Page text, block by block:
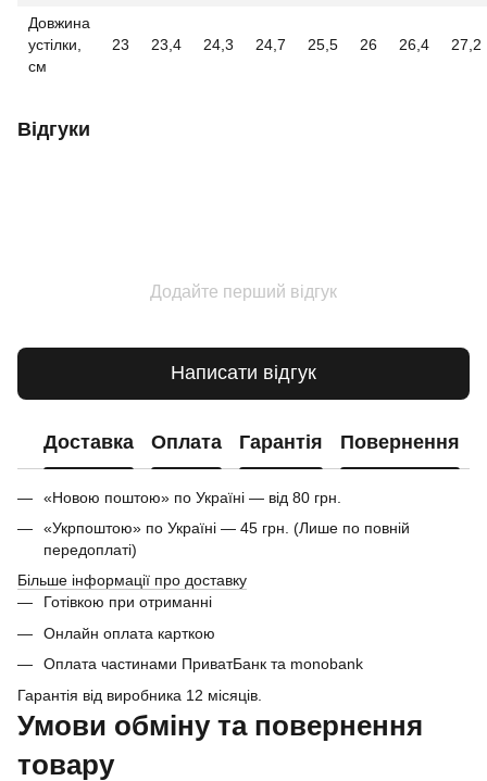
Довжина
устілки,
см
23 23,4 24,3 24,7 25,5 26 26,4 27,2
Відгуки
Додайте перший відгук
Написати відгук
Доставка Оплата Гарантія Повернення
«Новою поштою» по Україні — від 80 грн.
«Укрпоштою» по Україні — 45 грн. (Лише по повній
передоплаті)
Більше інформації про доставку
Готівкою при отриманні
Онлайн оплата карткою
Оплата частинами ПриватБанк та monobank
Гарантія від виробника 12 місяців.
Умови обміну та повернення
товару